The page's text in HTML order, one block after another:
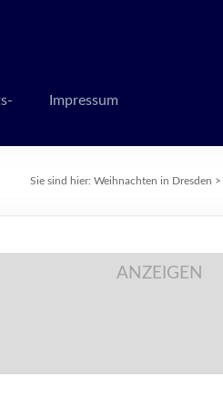
Impressum
Sie sind hier: Weihnachten in Dresden >
ANZEIGEN